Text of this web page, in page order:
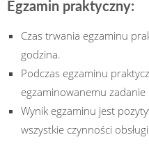
Egzamin praktyczny:
Czas trwania egzaminu
godzina.
Podczas egzaminu
egzaminowanemu
Wynik egzaminu jest
wszystkie czynności